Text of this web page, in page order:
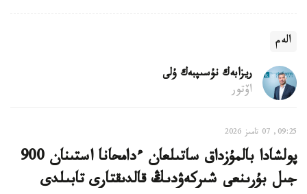
الەم
ريزابەك نۇسىپبەك ۇلى
اۆتور
09:25, 07 تامىز 2026
پولشادا بالمۇزداق ساتىلعان ءدامحانا استىنان 900
جىل بۇرىنعى شىركەۋدىڭ قالدىقتارى تابىلدى